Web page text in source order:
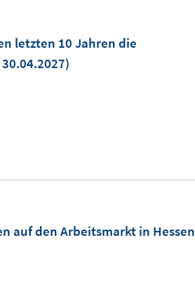
letzten 10 Jahren die
auf den Arbeitsmarkt in Hessen